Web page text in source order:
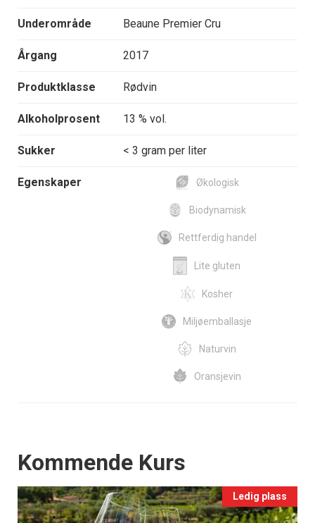
Underområde Beaune Premier Cru
Årgang 2017
Produktklasse Rødvin
Alkoholprosent 13 % vol.
Sukker < 3 gram per liter
Egenskaper Økologisk
Biodynamisk
Rettferdig handel
Lite gluten
Kosher
Miljøemballasje
Naturvin
Oransjevin
Events
Kommende Kurs
Ledig plass